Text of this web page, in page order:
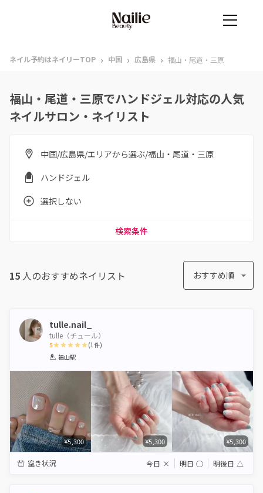
ネイル予約はネイリーTOP › 中国 › 広島県 › 福山・尾道・三原
福山・尾道・三原でハンドジェル対応の人気
ネイルサロン・ネイリスト
中国/広島県/エリアから選ぶ/福山・尾道・三原
ハンドジェル
選択しない
検索条件
15 人のおすすめネイリスト おすすめ順
tulle.nail_
tulle（チュール）
5
1 2 3 4
(1件)
福山駅
¥5,300 ¥5,300 ¥5,300
空き状況 今日 × 明日 ◯ 明後日 △